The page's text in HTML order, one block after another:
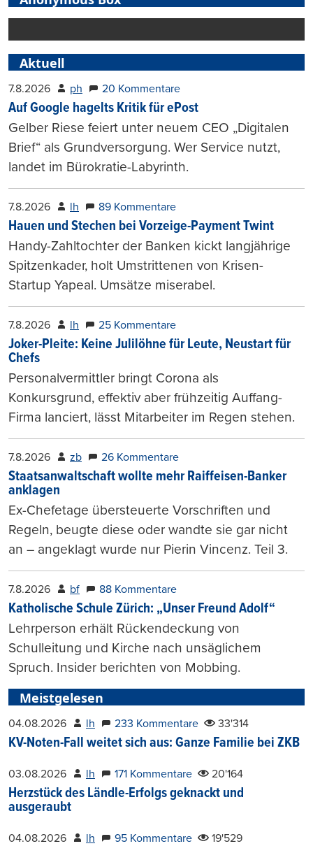
Aktuell
7.8.2026 ph 20 Kommentare
Auf Google hagelts Kritik für ePost
Gelber Riese feiert unter neuem CEO „Digitalen
Brief“ als Grundversorgung. Wer Service nutzt,
landet im Bürokratie-Labyrinth.
7.8.2026 lh 89 Kommentare
Hauen und Stechen bei Vorzeige-Payment Twint
Handy-Zahltochter der Banken kickt langjährige
Spitzenkader, holt Umstrittenen von Krisen-
Startup Yapeal. Umsätze miserabel.
7.8.2026 lh 25 Kommentare
Joker-Pleite: Keine Julilöhne für Leute, Neustart für
Chefs
Personalvermittler bringt Corona als
Konkursgrund, effektiv aber frühzeitig Auffang-
Firma lanciert, lässt Mitarbeiter im Regen stehen.
7.8.2026 zb 26 Kommentare
Staatsanwaltschaft wollte mehr Raiffeisen-Banker
anklagen
Ex-Chefetage übersteuerte Vorschriften und
Regeln, beugte diese oder wandte sie gar nicht
an – angeklagt wurde nur Pierin Vincenz. Teil 3.
7.8.2026 bf 88 Kommentare
Katholische Schule Zürich: „Unser Freund Adolf“
Lehrperson erhält Rückendeckung von
Schulleitung und Kirche nach unsäglichem
Spruch. Insider berichten von Mobbing.
Meistgelesen
04.08.2026 lh 233 Kommentare 33'314
KV-Noten-Fall weitet sich aus: Ganze Familie bei ZKB
03.08.2026 lh 171 Kommentare 20'164
Herzstück des Ländle-Erfolgs geknackt und
ausgeraubt
04.08.2026 lh 95 Kommentare 19'529